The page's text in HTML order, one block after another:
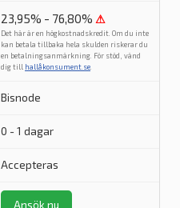
23,95% - 76,80% ⚠
Det här är en högkostnadskredit. Om du inte
kan betala tillbaka hela skulden riskerar du
en betalningsanmärkning. För stöd, vänd
dig till hallåkonsument.se
Bisnode
0 - 1 dagar
Accepteras
Ansök nu